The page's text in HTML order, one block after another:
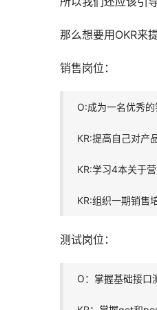
那么想要用OKR来
销售岗位：
O:成为一名优秀的
KR:提高自己对产
KR:学习4本关于
KR:组织一期销售
测试岗位：
O：掌握基础接口